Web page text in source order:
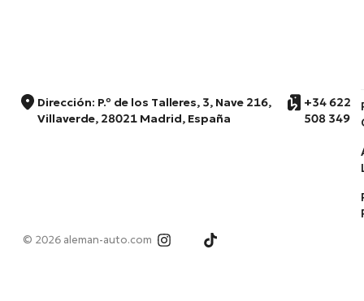
Dirección: P.º de los Talleres, 3, Nave 216,
Villaverde, 28021 Madrid, España
+34 622
508 349
© 2026 aleman-auto.com